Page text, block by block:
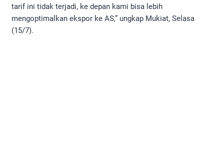
tarif ini tidak terjadi, ke depan kami bisa lebih
mengoptimalkan ekspor ke AS,” ungkap Mukiat, Selasa
(15/7).